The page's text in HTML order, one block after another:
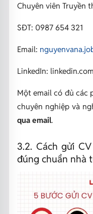
Chuyên viên Truyền
SĐT: 0987 654 321
Email:
LinkedIn:
Một email có đủ các
chuyên nghiệp và
qua email.
3.2. Cách gửi
đúng chuẩn nhà